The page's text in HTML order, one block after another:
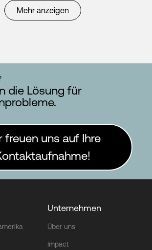
Mehr anzeigen
die Lösung für
freuen uns auf Ihre
Unternehmen
Über uns
Impact